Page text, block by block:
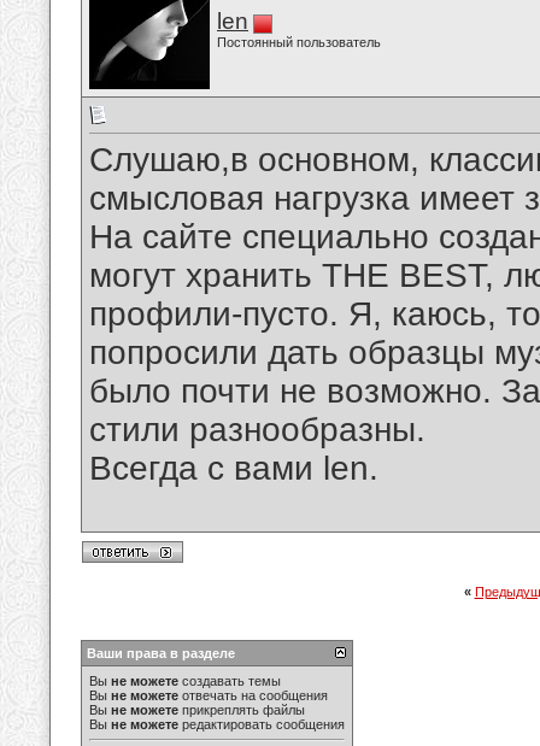
len
Постоянный пользователь
Слушаю,в основном,
смысловая нагрузка имеет
На сайте специально
могут хранить THE BEST,
профили-пусто. Я, каюсь,
попросили дать образцы
было почти не возможно.
стили разнообразны.
Всегда с вами len.
«
Ваши права в разделе
Вы не можете создавать темы
Вы не можете отвечать на сообщения
Вы не можете прикреплять файлы
Вы не можете редактировать сообщения